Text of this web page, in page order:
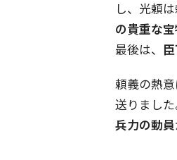
し、光頼
の貴重な
最後は、
頼義の熱意
送りました
兵力の動員